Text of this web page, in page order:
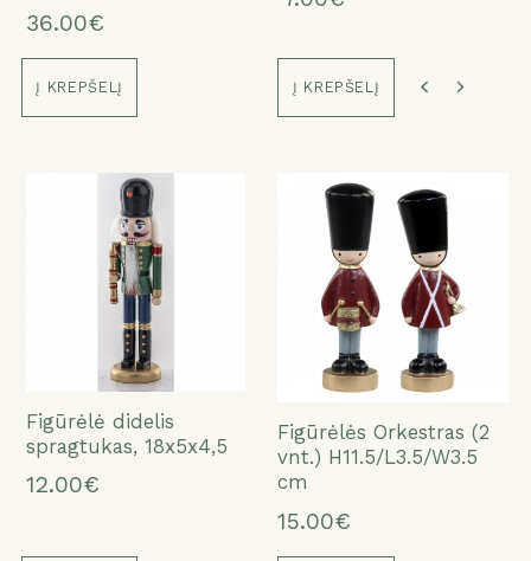
36.00€
36.00€
36.00€
Į KREPŠELĮ Į KREPŠELĮ
Figūrėlė didelis
spragtukas, 18x5x4,5
12.00€
Figūrėlė didelis
spragtukas, 18x5x4,5
12.00€
Figūrėlė didelis
spragtukas, 18x5x4,5
12.00€
Figūrėlė didelis
spragtukas, 18x5x4,5
12.00€
Figūrėlė didelis
spragtukas, 18x5x4,5
12.00€
Figūrėlė didelis
spragtukas, 18x5x4,5
12.00€
Figūrėlės Orkestras (2
vnt.) H11.5/L3.5/W3.5
cm
15.00€